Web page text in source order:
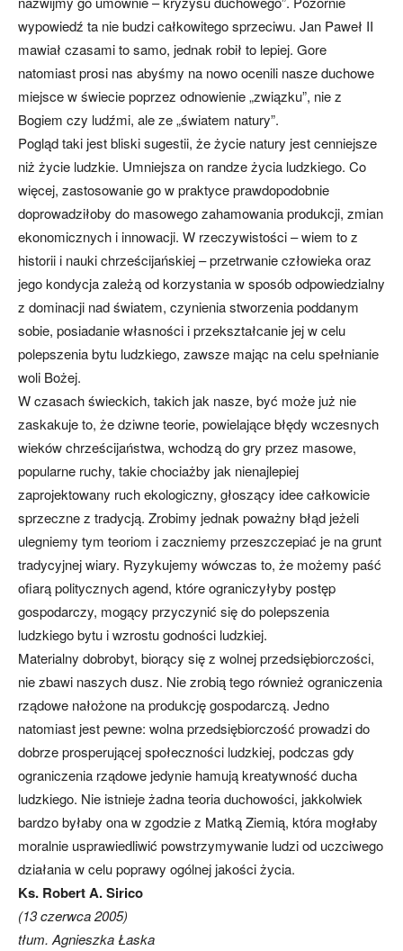
wypowiedź ta nie budzi całkowitego sprzeciwu. Jan Paweł II
mawiał czasami to samo, jednak robił to lepiej. Gore
natomiast prosi nas abyśmy na nowo ocenili nasze duchowe
miejsce w świecie poprzez odnowienie „związku”, nie z
Bogiem czy ludźmi, ale ze „światem natury”.
Pogląd taki jest bliski sugestii, że życie natury jest cenniejsze
niż życie ludzkie. Umniejsza on randze życia ludzkiego. Co
więcej, zastosowanie go w praktyce prawdopodobnie
doprowadziłoby do masowego zahamowania produkcji, zmian
ekonomicznych i innowacji. W rzeczywistości – wiem to z
historii i nauki chrześcijańskiej – przetrwanie człowieka oraz
jego kondycja zależą od korzystania w sposób odpowiedzialny
z dominacji nad światem, czynienia stworzenia poddanym
sobie, posiadanie własności i przekształcanie jej w celu
polepszenia bytu ludzkiego, zawsze mając na celu spełnianie
woli Bożej.
W czasach świeckich, takich jak nasze, być może już nie
zaskakuje to, że dziwne teorie, powielające błędy wczesnych
wieków chrześcijaństwa, wchodzą do gry przez masowe,
popularne ruchy, takie chociażby jak nienajlepiej
zaprojektowany ruch ekologiczny, głoszący idee całkowicie
sprzeczne z tradycją. Zrobimy jednak poważny błąd jeżeli
ulegniemy tym teoriom i zaczniemy przeszczepiać je na grunt
tradycyjnej wiary. Ryzykujemy wówczas to, że możemy paść
ofiarą politycznych agend, które ograniczyłyby postęp
gospodarczy, mogący przyczynić się do polepszenia
ludzkiego bytu i wzrostu godności ludzkiej.
Materialny dobrobyt, biorący się z wolnej przedsiębiorczości,
nie zbawi naszych dusz. Nie zrobią tego również ograniczenia
rządowe nałożone na produkcję gospodarczą. Jedno
natomiast jest pewne: wolna przedsiębiorczość prowadzi do
dobrze prosperującej społeczności ludzkiej, podczas gdy
ograniczenia rządowe jedynie hamują kreatywność ducha
ludzkiego. Nie istnieje żadna teoria duchowości, jakkolwiek
bardzo byłaby ona w zgodzie z Matką Ziemią, która mogłaby
moralnie usprawiedliwić powstrzymywanie ludzi od uczciwego
działania w celu poprawy ogólnej jakości życia.
Ks. Robert A. Sirico
(13 czerwca 2005)
tłum. Agnieszka Łaska